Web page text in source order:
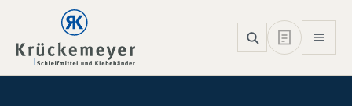
Skip to main navigation
Skip to main content
Skip to page footer